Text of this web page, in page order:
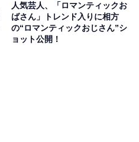
人気芸人、「ロマンティックお
ばさん」トレンド入りに相方
の“ロマンティックおじさん”シ
ョット公開！